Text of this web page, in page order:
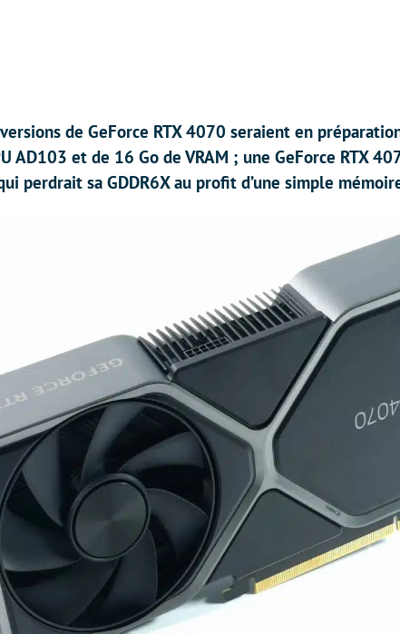
de GeForce RTX 4070 seraient en
AD103 et de 16 Go de VRAM ; une GeForce RTX
perdrait sa GDDR6X au profit d’une simple